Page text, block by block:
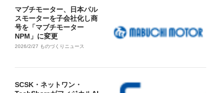
マブチモーター、日本パル
スモーターを子会社化し商
号を「マブチモーター
NPM」に変更
2026/2/27 ものづくりニュース
SCSK・ネットワン・